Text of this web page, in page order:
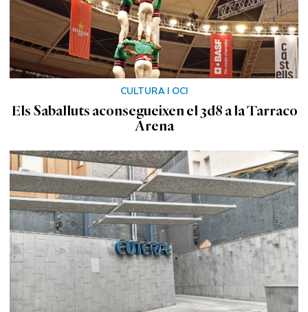
CULTURA I OCI
Els Saballuts aconsegueixen el 3d8 a la Tarraco
Arena